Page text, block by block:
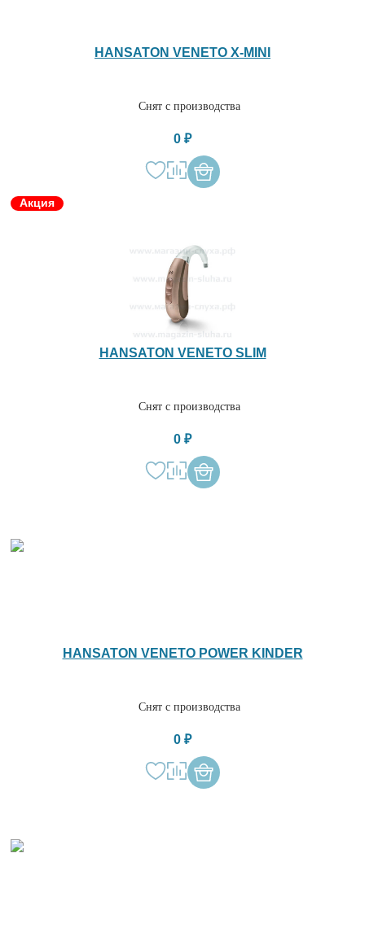
HANSATON VENETO X-MINI
Снят с производства
0 ₽
Акция
HANSATON VENETO SLIM
Снят с производства
0 ₽
HANSATON VENETO POWER KINDER
Снят с производства
0 ₽